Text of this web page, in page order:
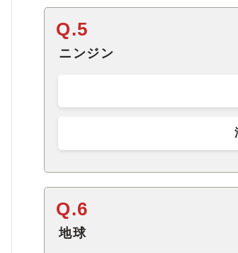
Q.5
ニンジン
Q.6
地球